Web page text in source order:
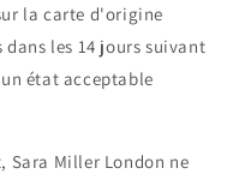
la carte d'origine
les 14 jours suivant
état acceptable
Sara Miller London ne